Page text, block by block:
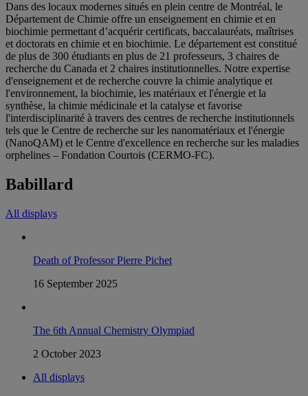
Dans des locaux modernes situés en plein centre de Montréal, le
Département de Chimie offre un enseignement en chimie et en
biochimie permettant d’acquérir certificats, baccalauréats, maîtrises
et doctorats en chimie et en biochimie. Le département est constitué
de plus de 300 étudiants en plus de 21 professeurs, 3 chaires de
recherche du Canada et 2 chaires institutionnelles. Notre expertise
d'enseignement et de recherche couvre la chimie analytique et
l'environnement, la biochimie, les matériaux et l'énergie et la
synthèse, la chimie médicinale et la catalyse et favorise
l'interdisciplinarité à travers des centres de recherche institutionnels
tels que le Centre de recherche sur les nanomatériaux et l'énergie
(NanoQAM) et le Centre d'excellence en recherche sur les maladies
orphelines – Fondation Courtois (CERMO-FC).
Babillard
All displays
Death of Professor Pierre Pichet
16 September 2025
The 6th Annual Chemistry Olympiad
2 October 2023
All displays